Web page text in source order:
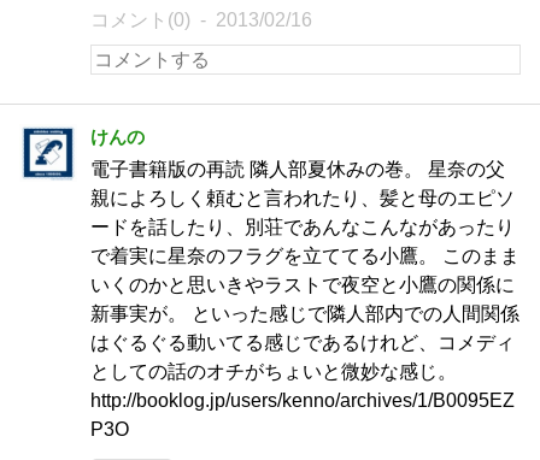
コメント(0) 2013/02/16
けんの
電子書籍版の再読 隣人部夏休みの巻。 星奈の父
親によろしく頼むと言われたり、髪と母のエピソ
ードを話したり、別荘であんなこんながあったり
で着実に星奈のフラグを立ててる小鷹。 このまま
いくのかと思いきやラストで夜空と小鷹の関係に
新事実が。 といった感じで隣人部内での人間関係
はぐるぐる動いてる感じであるけれど、コメディ
としての話のオチがちょいと微妙な感じ。
http://booklog.jp/users/kenno/archives/1/B0095EZ
P3O